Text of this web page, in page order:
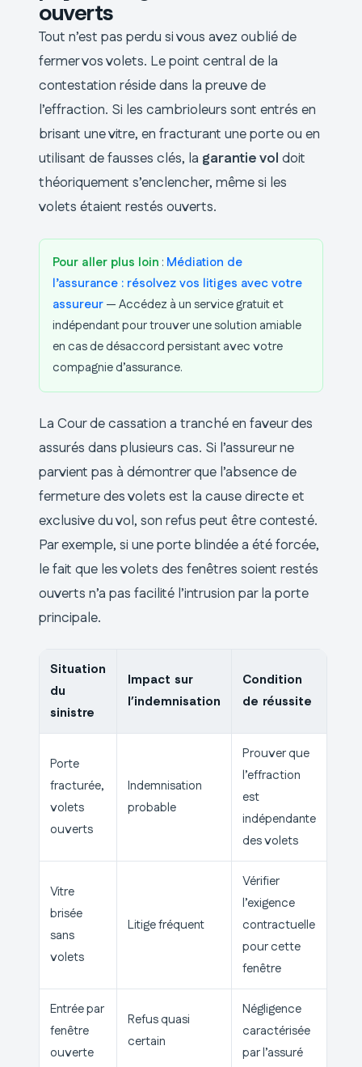
ouverts
Tout n’est pas perdu si vous avez oublié de
fermer vos volets. Le point central de la
contestation réside dans la preuve de
l’effraction. Si les cambrioleurs sont entrés en
brisant une vitre, en fracturant une porte ou en
utilisant de fausses clés, la garantie vol doit
théoriquement s’enclencher, même si les
volets étaient restés ouverts.
Pour aller plus loin : Médiation de
l’assurance : résolvez vos litiges avec votre
assureur— Accédez à un service gratuit et
indépendant pour trouver une solution amiable
en cas de désaccord persistant avec votre
compagnie d’assurance.
La Cour de cassation a tranché en faveur des
assurés dans plusieurs cas. Si l’assureur ne
parvient pas à démontrer que l’absence de
fermeture des volets est la cause directe et
exclusive du vol, son refus peut être contesté.
Par exemple, si une porte blindée a été forcée,
le fait que les volets des fenêtres soient restés
ouverts n’a pas facilité l’intrusion par la porte
principale.
Situation
du
sinistre
Impact sur
l’indemnisation
Condition
de réussite
Porte
fracturée,
volets
ouverts
Indemnisation
probable
Prouver que
l’effraction
est
indépendante
des volets
Vitre
brisée
sans
volets
Litige fréquent
Vérifier
l’exigence
contractuelle
pour cette
fenêtre
Entrée par
fenêtre
ouverte
Refus quasi
certain
Négligence
caractérisée
par l’assuré